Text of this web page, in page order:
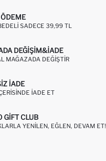
SADECE 39,99 TL
DEĞIŞIM&İADE
MAĞAZADA DEĞIŞTIR
IADE
IADE ET
GIFT CLUB
YENILEN, EĞLEN, DEVAM ET!